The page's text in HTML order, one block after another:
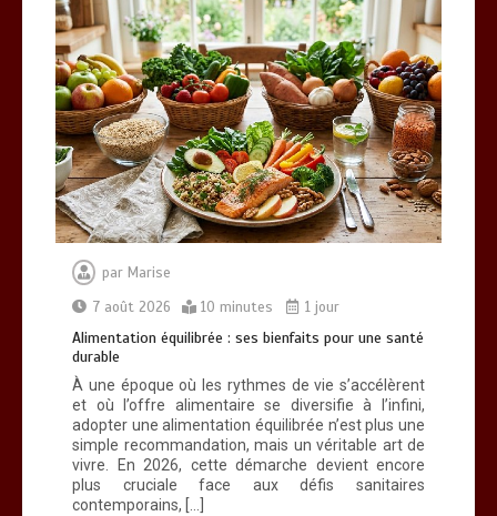
Alimentation équilibrée : ses bienfaits
pour une santé durable
0 10 minutes
Brosse à dents : comment bien choisir
la vôtre
0 8 minutes
par Marise
7 août 2026
10 minutes 1 jour
Alimentation équilibrée : ses bienfaits pour une santé
durable
À une époque où les rythmes de vie s’accélèrent
et où l’offre alimentaire se diversifie à l’infini,
adopter une alimentation équilibrée n’est plus une
simple recommandation, mais un véritable art de
vivre. En 2026, cette démarche devient encore
plus cruciale face aux défis sanitaires
contemporains, […]